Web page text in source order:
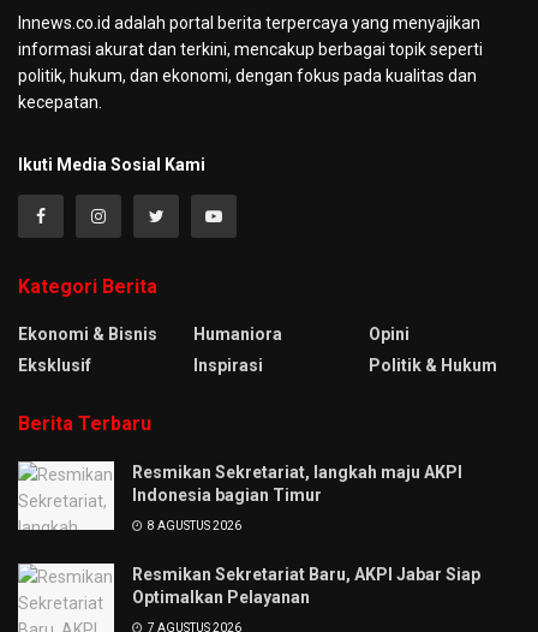
Innews.co.id adalah portal berita terpercaya yang menyajikan
informasi akurat dan terkini, mencakup berbagai topik seperti
politik, hukum, dan ekonomi, dengan fokus pada kualitas dan
kecepatan.
Ikuti Media Sosial Kami
Kategori Berita
Ekonomi & Bisnis
Eksklusif
Humaniora
Inspirasi
Opini
Politik & Hukum
Berita Terbaru
Resmikan Sekretariat, langkah maju AKPI
Indonesia bagian Timur
8 AGUSTUS 2026
Resmikan Sekretariat Baru, AKPI Jabar Siap
Optimalkan Pelayanan
7 AGUSTUS 2026